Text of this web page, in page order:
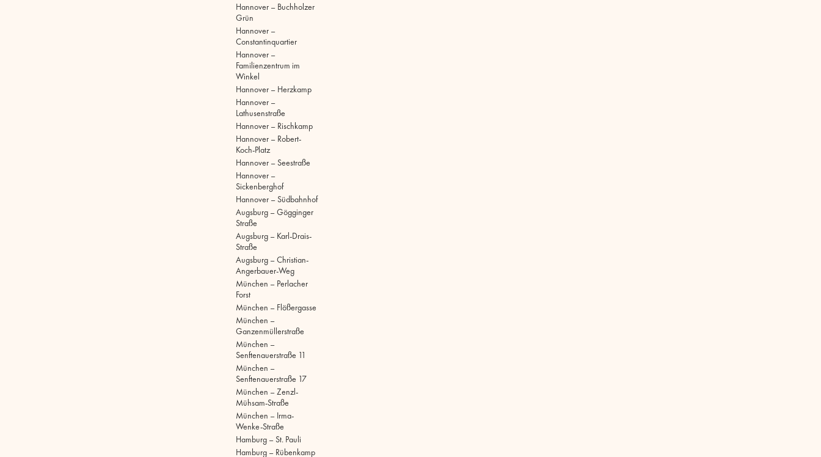
Hannover – Buchholzer
Grün
Hannover –
Constantinquartier
Hannover –
Familienzentrum im
Winkel
Hannover – Herzkamp
Hannover –
Lathusenstraße
Hannover – Rischkamp
Hannover – Robert-
Koch-Platz
Hannover – Seestraße
Hannover –
Sickenberghof
Hannover – Südbahnhof
Augsburg – Gögginger
Straße
Augsburg – Karl-Drais-
Straße
Augsburg – Christian-
Angerbauer-Weg
München – Perlacher
Forst
München – Flößergasse
München –
Ganzenmüllerstraße
München –
Senftenauerstraße 11
München –
Senftenauerstraße 17
München – Zenzl-
Mühsam-Straße
München – Irma-
Wenke-Straße
Hamburg – St. Pauli
Hamburg – Rübenkamp